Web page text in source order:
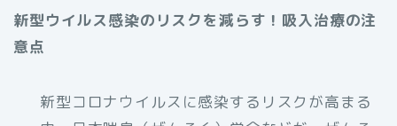
新型ウイルス感染のリスクを減らす！吸入治療の注
意点
新型コロナウイルスに感染するリスクが高まる